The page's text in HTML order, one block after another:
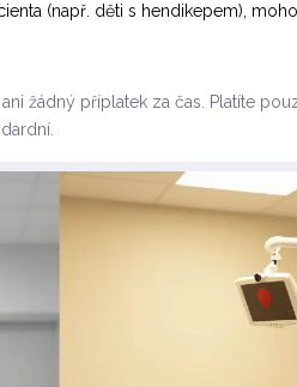
(např. děti s hendikepem),
žádný příplatek za čas. Platíte